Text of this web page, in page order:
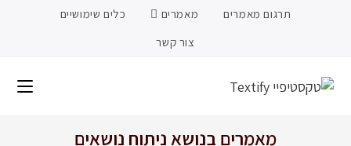
תרגום מאמרים מאמרים
כלים שימושיים
צור קשר
מאמרים בנושא ניתוח נושאים